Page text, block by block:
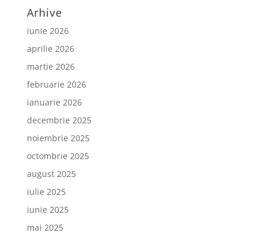
Arhive
iunie 2026
aprilie 2026
martie 2026
februarie 2026
ianuarie 2026
decembrie 2025
noiembrie 2025
octombrie 2025
august 2025
iulie 2025
iunie 2025
mai 2025